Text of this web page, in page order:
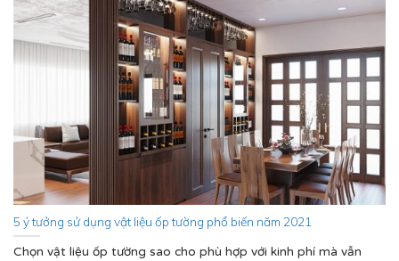
5 ý tưởng sử dụng vật liệu ốp tường phổ biến năm 2021
Chọn vật liệu ốp tường sao cho phù hợp với kinh phí mà vẫn